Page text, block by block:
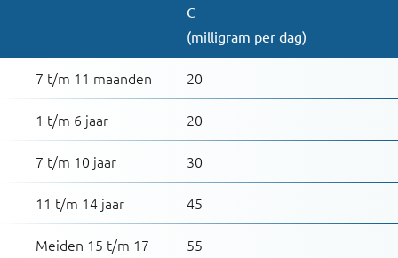
C
(milligram per dag)
7 t/m 11 maanden 20
1 t/m 6 jaar 20
7 t/m 10 jaar 30
11 t/m 14 jaar 45
Meiden 15 t/m 17
55